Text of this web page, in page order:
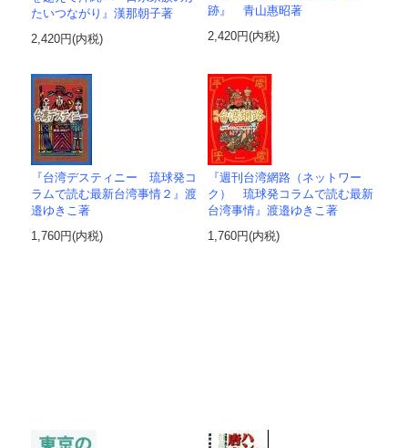
たいつながり』漢那朝子著
2,420円(内税)
跡』 青山惠昭著
2,420円(内税)
『台湾デスティニー 琉球発コ
ラムで読む最新台湾事情２』渡
邉ゆきこ著
1,760円(内税)
『週刊台湾網路（ネットワー
ク） 琉球発コラムで読む最新
台湾事情』渡邉ゆきこ著
1,760円(内税)